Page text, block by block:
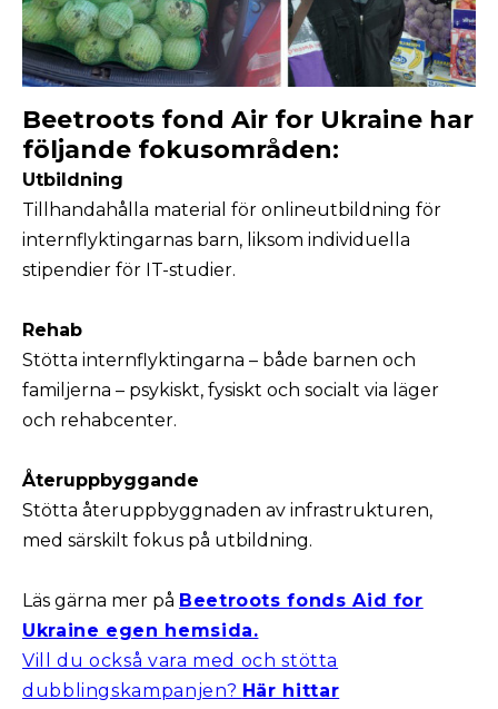
Beetroots fond Air for Ukraine har
följande fokusområden:
Utbildning
Tillhandahålla material för onlineutbildning för
internflyktingarnas barn, liksom individuella
stipendier för IT-studier.
Rehab
Stötta internflyktingarna – både barnen och
familjerna – psykiskt, fysiskt och socialt via läger
och rehabcenter.
Återuppbyggande
Stötta återuppbyggnaden av infrastrukturen,
med särskilt fokus på utbildning.
Läs gärna mer på Beetroots fonds Aid for
Ukraine egen hemsida.
Vill du också vara med och stötta
dubblingskampanjen? Här hittar